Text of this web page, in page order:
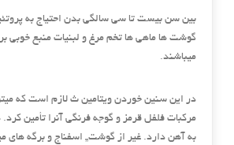
بین سن بیست تا سی سالگی بدن احتیاج به
گوشت ها ماهی ها تخم مرغ و لبنیات منبع خوبی
میباشند.
در این سنین خوردن ویتامین ث لازم است که
مرکبات فلفل قرمز و گوجه فرنگی آنرا تأمین
به آهن دارد. غیر از گوشت,, اسفناج و برگه های